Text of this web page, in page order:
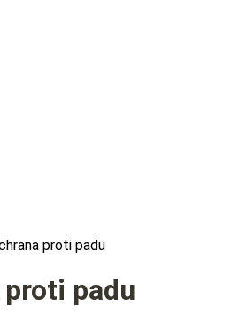
proti padu
padu